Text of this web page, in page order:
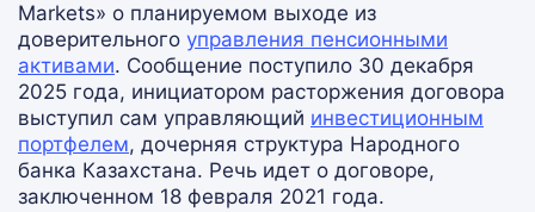
Markets» о планируемом выходе из
доверительного управления пенсионными
активами. Сообщение поступило 30 декабря
2025 года, инициатором расторжения договора
выступил сам управляющий инвестиционным
портфелем, дочерняя структура Народного
банка Казахстана. Речь идет о договоре,
заключенном 18 февраля 2021 года.